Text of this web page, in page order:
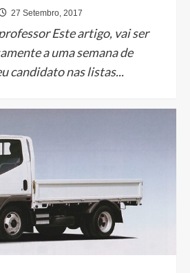
27 Setembro, 2017
Este artigo, vai ser
a uma semana de
candidato nas listas...